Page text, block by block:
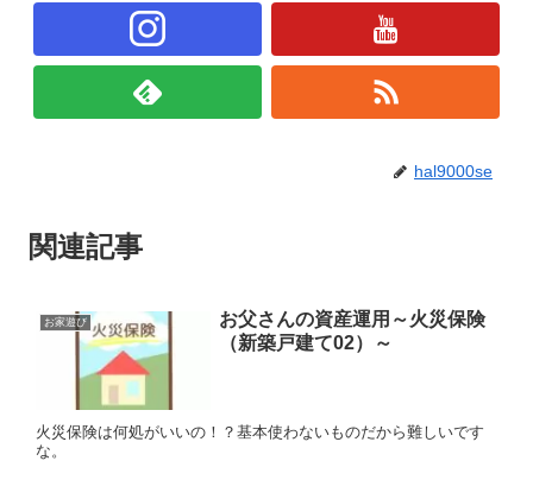
hal9000se
関連記事
お家遊び
お父さんの資産運用～火災保険
（新築戸建て02）～
火災保険は何処がいいの！？基本使わないものだから難しいです
な。